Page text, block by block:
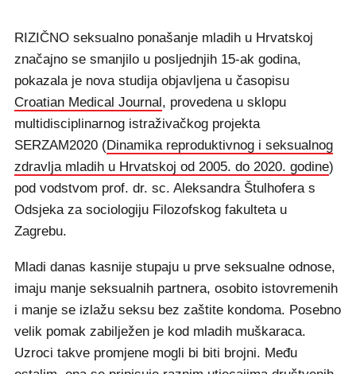
RIZIČNO seksualno ponašanje mladih u Hrvatskoj
značajno se smanjilo u posljednjih 15-ak godina,
pokazala je nova studija objavljena u časopisu
Croatian Medical Journal, provedena u sklopu
multidisciplinarnog istraživačkog projekta
SERZAM2020 (Dinamika reproduktivnog i seksualnog
zdravlja mladih u Hrvatskoj od 2005. do 2020. godine)
pod vodstvom prof. dr. sc. Aleksandra Štulhofera s
Odsjeka za sociologiju Filozofskog fakulteta u
Zagrebu.
Mladi danas kasnije stupaju u prve seksualne odnose,
imaju manje seksualnih partnera, osobito istovremenih
i manje se izlažu seksu bez zaštite kondoma. Posebno
velik pomak zabilježen je kod mladih muškaraca.
Uzroci takve promjene mogli bi biti brojni. Među